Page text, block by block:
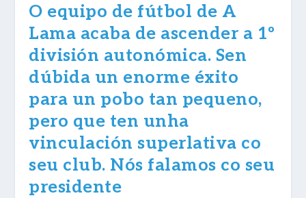
O equipo de fútbol de A
Lama acaba de ascender a 1º
división autonómica. Sen
dúbida un enorme éxito
para un pobo tan pequeno,
pero que ten unha
vinculación superlativa co
seu club. Nós falamos co seu
presidente